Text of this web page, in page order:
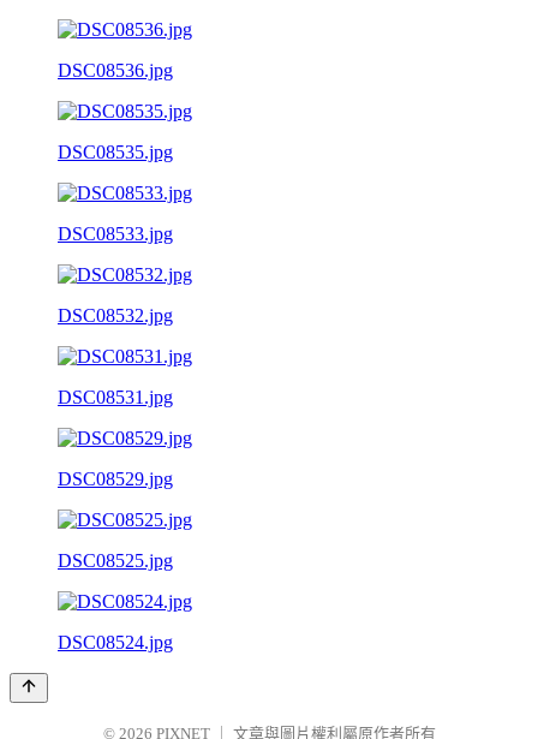
DSC08536.jpg
DSC08535.jpg
DSC08533.jpg
DSC08532.jpg
DSC08531.jpg
DSC08529.jpg
DSC08525.jpg
DSC08524.jpg
© 2026 PIXNET 文章與圖片權利屬原作者所有